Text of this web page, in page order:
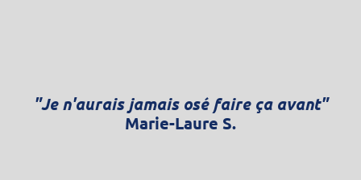
"Je n'aurais jamais osé faire ça avant"
Marie-Laure S.